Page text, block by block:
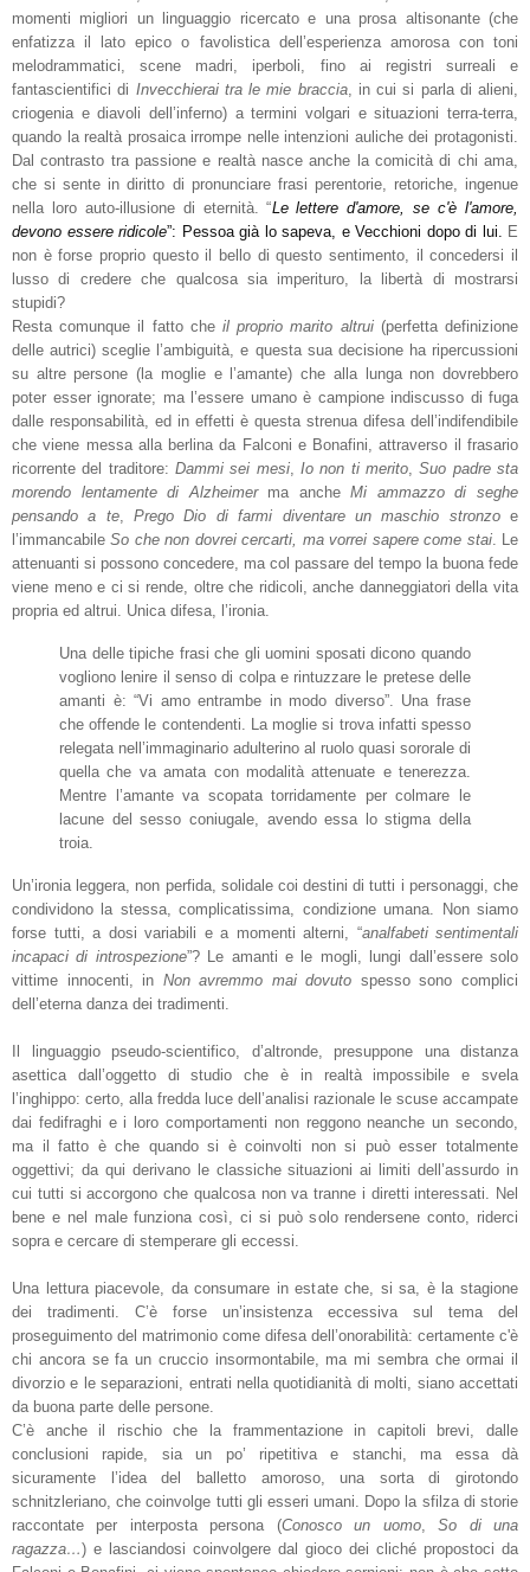
momenti migliori un linguaggio ricercato e una prosa altisonante (che
enfatizza il lato epico o favolistica dell’esperienza amorosa con toni
melodrammatici, scene madri, iperboli, fino ai registri surreali e
fantascientifici di Invecchierai tra le mie braccia, in cui si parla di alieni,
criogenia e diavoli dell’inferno) a termini volgari e situazioni terra-terra,
quando la realtà prosaica irrompe nelle intenzioni auliche dei protagonisti.
Dal contrasto tra passione e realtà nasce anche la comicità di chi ama,
che si sente in diritto di pronunciare frasi perentorie, retoriche, ingenue
nella loro auto-illusione di eternità. “Le lettere d'amore, se c'è l'amore,
devono essere ridicole”: Pessoa già lo sapeva, e Vecchioni dopo di lui. E
non è forse proprio questo il bello di questo sentimento, il concedersi il
lusso di credere che qualcosa sia imperituro, la libertà di mostrarsi
stupidi?
Resta comunque il fatto che il proprio marito altrui(perfetta definizione
delle autrici) sceglie l’ambiguità, e questa sua decisione ha ripercussioni
su altre persone (la moglie e l’amante) che alla lunga non dovrebbero
poter esser ignorate; ma l’essere umano è campione indiscusso di fuga
dalle responsabilità, ed in effetti è questa strenua difesa dell’indifendibile
che viene messa alla berlina da Falconi e Bonafini, attraverso il frasario
ricorrente del traditore: Dammi sei mesi,Io non ti merito,Suo padre sta
morendo lentamente di Alzheimerma ancheMi ammazzo di seghe
pensando a te,Prego Dio di farmi diventare un maschio stronzoe
l’immancabileSo che non dovrei cercarti, ma vorrei sapere come stai. Le
attenuanti si possono concedere, ma col passare del tempo la buona fede
viene meno e ci si rende, oltre che ridicoli, anche danneggiatori della vita
propria ed altrui. Unica difesa, l’ironia.
Una delle tipiche frasi che gli uomini sposati dicono quando
vogliono lenire il senso di colpa e rintuzzare le pretese delle
amanti è: “Vi amo entrambe in modo diverso”. Una frase
che offende le contendenti. La moglie si trova infatti spesso
relegata nell’immaginario adulterino al ruolo quasi sororale di
quella che va amata con modalità attenuate e tenerezza.
Mentre l’amante va scopata torridamente per colmare le
lacune del sesso coniugale, avendo essa lo stigma della
troia.
Un’ironia leggera, non perfida, solidale coi destini di tutti i personaggi, che
condividono la stessa, complicatissima, condizione umana. Non siamo
forse tutti, a dosi variabili e a momenti alterni, “analfabeti sentimentali
incapaci di introspezione”? Le amanti e le mogli, lungi dall’essere solo
vittime innocenti, in Non avremmo mai dovuto spesso sono complici
dell’eterna danza dei tradimenti.
Il linguaggio pseudo-scientifico, d’altronde, presuppone una distanza
asettica dall’oggetto di studio che è in realtà impossibile e svela
l’inghippo: certo, alla fredda luce dell’analisi razionale le scuse accampate
dai fedifraghi e i loro comportamenti non reggono neanche un secondo,
ma il fatto è che quando si è coinvolti non si può esser totalmente
oggettivi; da qui derivano le classiche situazioni ai limiti dell’assurdo in
cui tutti si accorgono che qualcosa non va tranne i diretti interessati. Nel
bene e nel male funziona così, ci si può solo rendersene conto, riderci
sopra e cercare di stemperare gli eccessi.
Una lettura piacevole, da consumare in estate che, si sa, è la stagione
dei tradimenti. C’è forse un’insistenza eccessiva sul tema del
proseguimento del matrimonio come difesa dell’onorabilità: certamente c'è
chi ancora se fa un cruccio insormontabile, ma mi sembra che ormai il
divorzio e le separazioni, entrati nella quotidianità di molti, siano accettati
da buona parte delle persone.
C’è anche il rischio che la frammentazione in capitoli brevi, dalle
conclusioni rapide, sia un po’ ripetitiva e stanchi, ma essa dà
sicuramente l’idea del balletto amoroso, una sorta di girotondo
schnitzleriano, che coinvolge tutti gli esseri umani. Dopo la sfilza di storie
raccontate per interposta persona (Conosco un uomo,So di una
ragazza…) e lasciandosi coinvolgere dal gioco dei cliché propostoci da